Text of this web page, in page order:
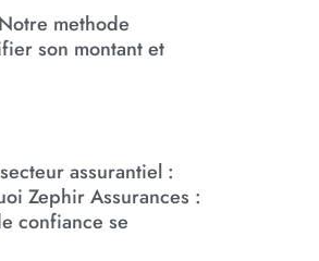
methode
son montant et
assurantiel :
Zephir Assurances :
confiance se